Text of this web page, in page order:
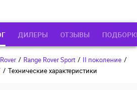
ДИЛЕРЫ ОТЗЫВЫ
/ Range Rover Sport / II поколение /
/ Технические характеристики